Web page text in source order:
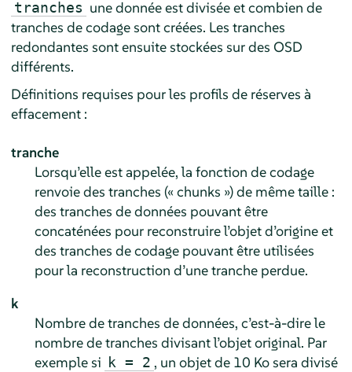
tranches une donnée est divisée et combien de
tranches de codage sont créées. Les tranches
redondantes sont ensuite stockées sur des OSD
différents.
Définitions requises pour les profils de réserves à
effacement :
tranche
Lorsqu’elle est appelée, la fonction de codage
renvoie des tranches (« chunks ») de même taille :
des tranches de données pouvant être
concaténées pour reconstruire l’objet d’origine et
des tranches de codage pouvant être utilisées
pour la reconstruction d’une tranche perdue.
k
Nombre de tranches de données, c’est-à-dire le
nombre de tranches divisant l’objet original. Par
exemple si k = 2 , un objet de 10 Ko sera divisé